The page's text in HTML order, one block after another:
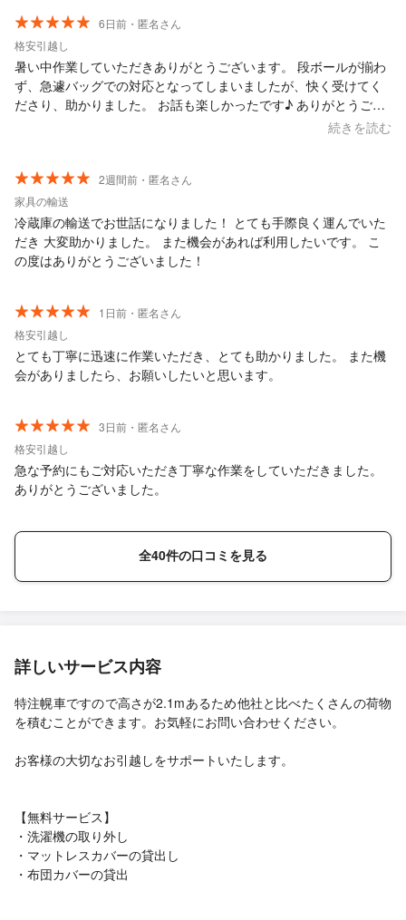
6日前・匿名さん
格安引越し
暑い中作業していただきありがとうございます。 段ボールが揃わ
ず、急遽バッグでの対応となってしまいましたが、快く受けてく
ださり、助かりました。 お話も楽しかったです♪ ありがとうござ
続きを読む
2週間前・匿名さん
家具の輸送
冷蔵庫の輸送でお世話になりました！ とても手際良く運んでいた
だき 大変助かりました。 また機会があれば利用したいです。 こ
の度はありがとうございました！
1日前・匿名さん
格安引越し
とても丁寧に迅速に作業いただき、とても助かりました。 また機
会がありましたら、お願いしたいと思います。
3日前・匿名さん
格安引越し
急な予約にもご対応いただき丁寧な作業をしていただきました。
ありがとうございました。
全40件の口コミを見る
詳しいサービス内容
特注幌車ですので高さが2.1mあるため他社と比べたくさんの荷物
を積むことができます。お気軽にお問い合わせください。
お客様の大切なお引越しをサポートいたします。
【無料サービス】
・洗濯機の取り外し
・マットレスカバーの貸出し
・布団カバーの貸出